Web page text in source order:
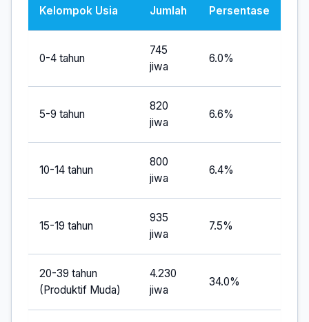
Kelompok Usia Jumlah Persentase
0-4 tahun
745
jiwa
6.0%
5-9 tahun
820
jiwa
6.6%
10-14 tahun
800
jiwa
6.4%
15-19 tahun
935
jiwa
7.5%
20-39 tahun
(Produktif Muda)
4.230
jiwa
34.0%